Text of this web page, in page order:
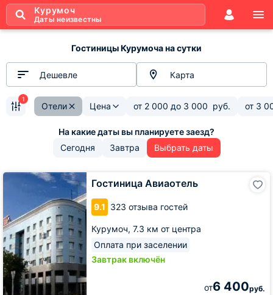
Курумоч
Даты неизвестны
Гостиницы Курумоча на сутки
Дешевле Карта
Отели Цена от 2 000 до 3 000 руб. от 3
1
Сегодня Завтра Выбрать даты
Гостиница Авиаотель
9.1 323 отзыва гостей
Курумоч, 7.3 км от центра
Оплата при заселении
Завтрак включён
от6 400руб.
Гостиница